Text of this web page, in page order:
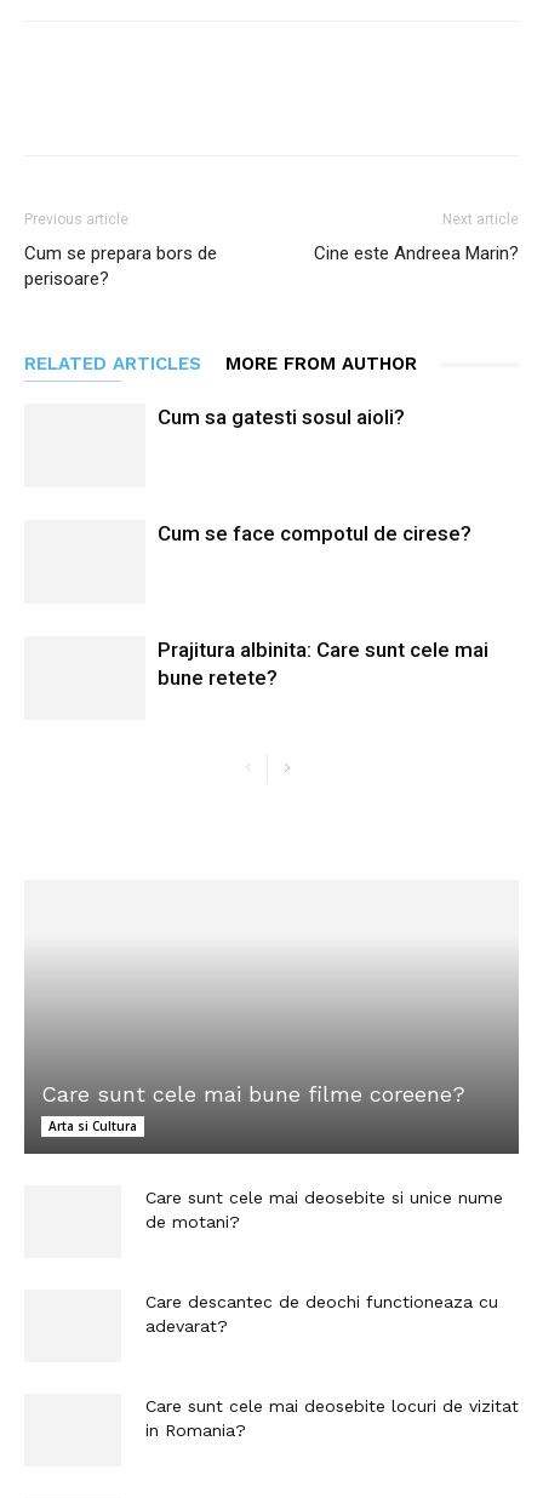
Previous article
Cum se prepara bors de
perisoare?
Next article
Cine este Andreea Marin?
RELATED ARTICLES MORE FROM AUTHOR
Cum sa gatesti sosul aioli?
Cum se face compotul de cirese?
Prajitura albinita: Care sunt cele mai
bune retete?
Care sunt cele mai bune filme coreene?
Arta si Cultura
Care sunt cele mai deosebite si unice nume
de motani?
Care descantec de deochi functioneaza cu
adevarat?
Care sunt cele mai deosebite locuri de vizitat
in Romania?